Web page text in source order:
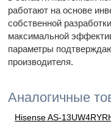
работают на основе
собственной
максимальной
параметры
производителя.
Аналогичные
Hisense AS-